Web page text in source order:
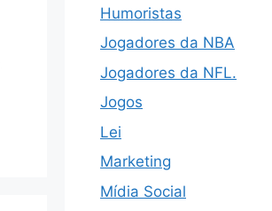
Humoristas
Jogadores da NBA
Jogadores da NFL.
Jogos
Lei
Marketing
Mídia Social